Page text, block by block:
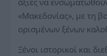
«Μακεδονίας», με τη
ορισμένων ξένων
Ξένοι ιστορικοί και